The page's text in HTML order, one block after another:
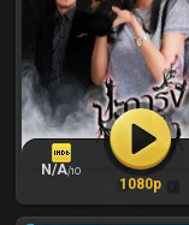
N/A/10
1080p